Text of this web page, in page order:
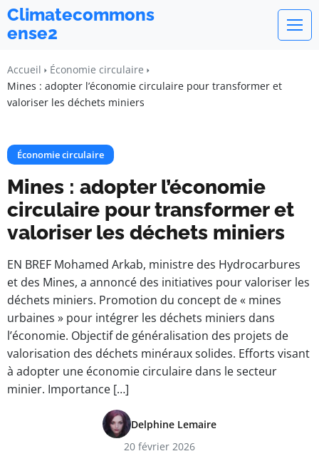
Climatecommons
ense2
Accueil
Économie circulaire
Mines : adopter l’économie circulaire pour transformer et
valoriser les déchets miniers
Économie circulaire
Mines : adopter l’économie
circulaire pour transformer et
valoriser les déchets miniers
EN BREF Mohamed Arkab, ministre des Hydrocarbures
et des Mines, a annoncé des initiatives pour valoriser les
déchets miniers. Promotion du concept de « mines
urbaines » pour intégrer les déchets miniers dans
l’économie. Objectif de généralisation des projets de
valorisation des déchets minéraux solides. Efforts visant
à adopter une économie circulaire dans le secteur
minier. Importance […]
Delphine Lemaire
20 février 2026